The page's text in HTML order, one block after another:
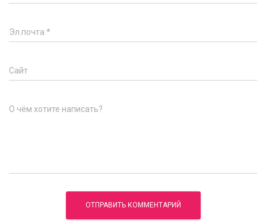
Эл.почта *
Сайт
О чём хотите написать?